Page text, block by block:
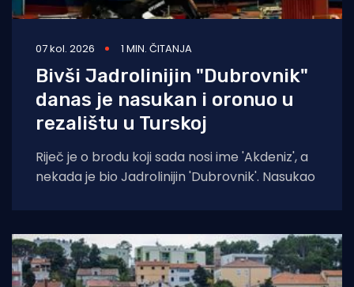
07 kol. 2026 1 MIN. ČITANJA
Bivši Jadrolinijin "Dubrovnik"
danas je nasukan i oronuo u
rezalištu u Turskoj
Riječ je o brodu koji sada nosi ime 'Akdeniz', a
nekada je bio Jadrolinijin 'Dubrovnik'. Nasukao